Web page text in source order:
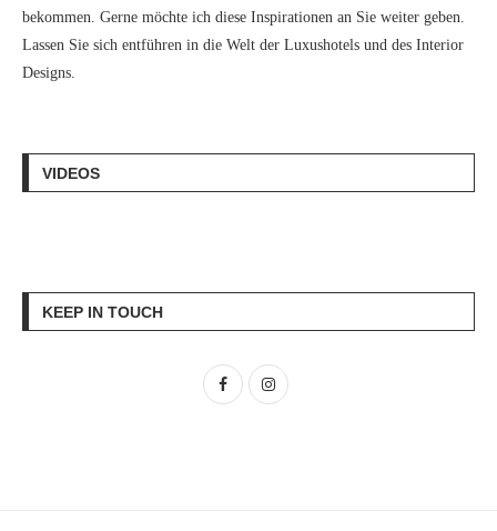
bekommen. Gerne möchte ich diese Inspirationen an Sie weiter geben.
Lassen Sie sich entführen in die Welt der Luxushotels und des Interior
Designs.
VIDEOS
KEEP IN TOUCH